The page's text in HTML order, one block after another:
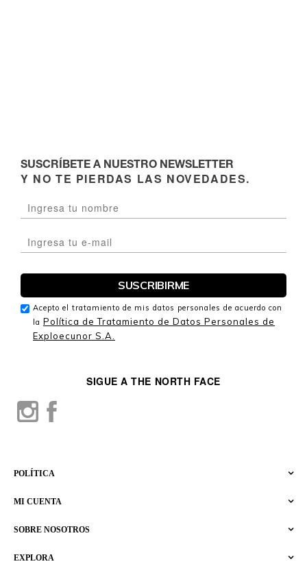
EXPLORA
SOBRE NOSOTROS
MI CUENTA
POLÍTICA
SIGUE A THE NORTH FACE
SUSCRÍBETE A NUESTRO NEWSLETTER
Y NO TE PIERDAS LAS NOVEDADES.
Acepto el tratamiento de mis datos personales de acuerdo con
la Política de Tratamiento de Datos Personales de
Exploecunor S.A.